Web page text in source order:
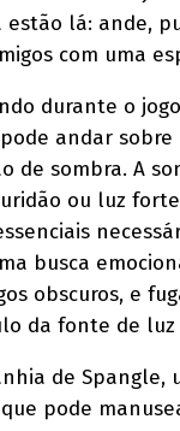
lá: ande,
com uma
durante o
andar
de sombra. A
ou luz
busca
obscuros, e
da fonte de luz
de
pode